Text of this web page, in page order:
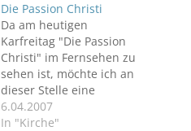
Die Passion Christi
Da am heutigen
Karfreitag "Die Passion
Christi" im Fernsehen zu
sehen ist, möchte ich an
dieser Stelle eine
Filmkritik von mir aus
dem Jahre 2004 hier
6.04.2007
In "Kirche"